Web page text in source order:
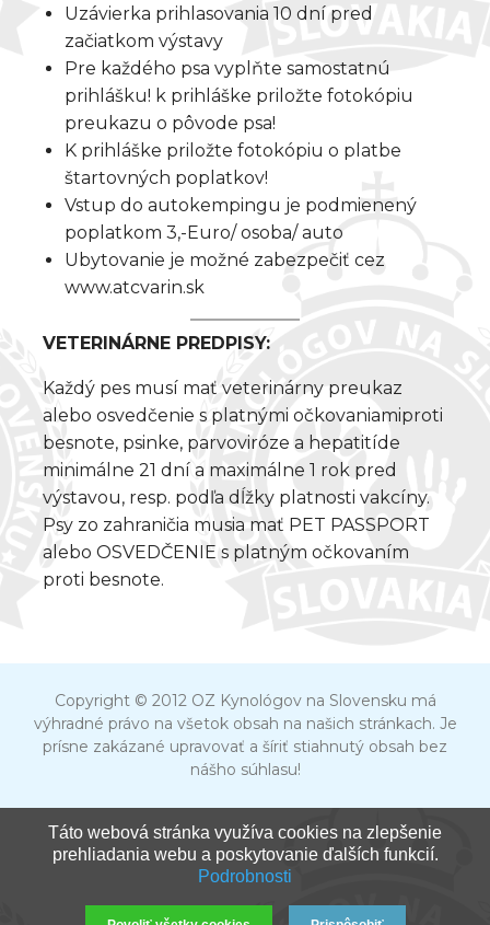
Uzávierka prihlasovania 10 dní pred
začiatkom výstavy
Pre každého psa vyplňte samostatnú
prihlášku! k prihláške priložte fotokópiu
preukazu o pôvode psa!
K prihláške priložte fotokópiu o platbe
štartovných poplatkov!
Vstup do autokempingu je podmienený
poplatkom 3,-Euro/ osoba/ auto
Ubytovanie je možné zabezpečiť cez
www.atcvarin.sk
VETERINÁRNE PREDPISY:
Každý pes musí mať veterinárny preukaz
alebo osvedčenie s platnými očkovaniamiproti
besnote, psinke, parvoviróze a hepatitíde
minimálne 21 dní a maximálne 1 rok pred
výstavou, resp. podľa dĺžky platnosti vakcíny.
Psy zo zahraničia musia mať PET PASSPORT
alebo OSVEDČENIE s platným očkovaním
proti besnote.
Copyright © 2012 OZ Kynológov na Slovensku má
výhradné právo na všetok obsah na našich stránkach. Je
prísne zakázané upravovať a šíriť stiahnutý obsah bez
nášho súhlasu!
Táto webová stránka využíva cookies na zlepšenie
prehliadania webu a poskytovanie ďalších funkcií.
Podrobnosti